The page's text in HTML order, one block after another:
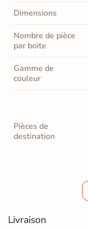
Dimensions
Nombre de pièce
par boite
Gamme de
couleur
Pièces de
destination
Livraison